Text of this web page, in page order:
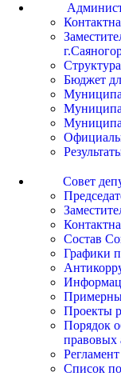
Бюджет
Совет
Состав
Графики
Проекты
Порядок
правовых
Регламент
Список